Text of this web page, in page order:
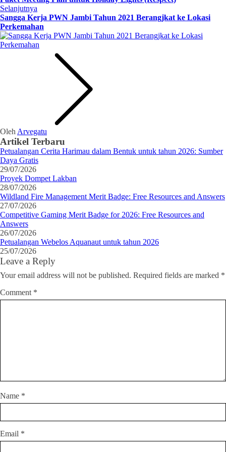
Selanjutnya
Sangga Kerja PWN Jambi Tahun 2021 Berangjkat ke Lokasi
Perkemahan
Oleh Arvegatu
Artikel Terbaru
Petualangan Cerita Harimau dalam Bentuk untuk tahun 2026: Sumber
Daya Gratis
29/07/2026
Proyek Dompet Lakban
28/07/2026
Wildland Fire Management Merit Badge: Free Resources and Answers
27/07/2026
Competitive Gaming Merit Badge for 2026: Free Resources and
Answers
26/07/2026
Petualangan Webelos Aquanaut untuk tahun 2026
25/07/2026
Leave a Reply
Your email address will not be published. Required fields are marked *
Comment *
Name *
Email *